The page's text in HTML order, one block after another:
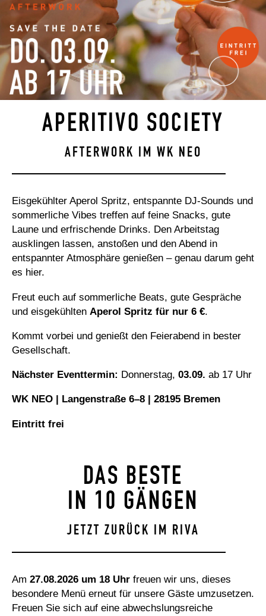
APERITIVO SOCIETY
AFTERWORK IM WK NEO
Eisgekühlter Aperol Spritz, entspannte DJ-Sounds und
sommerliche Vibes treffen auf feine Snacks, gute
Laune und erfrischende Drinks. Den Arbeitstag
ausklingen lassen, anstoßen und den Abend in
entspannter Atmosphäre genießen – genau darum geht
es hier.
Freut euch auf sommerliche Beats, gute Gespräche
und eisgekühlten Aperol Spritz für nur 6 €.
Kommt vorbei und genießt den Feierabend in bester
Gesellschaft.
Nächster Eventtermin: Donnerstag, 03.09. ab 17 Uhr
WK NEO | Langenstraße 6–8 | 28195 Bremen
Eintritt frei
DAS BESTE
IN 10 GÄNGEN
JETZT ZURÜCK IM RIVA
Am 27.08.2026 um 18 Uhr freuen wir uns, dieses
besondere Menü erneut für unsere Gäste umzusetzen.
Freuen Sie sich auf eine abwechslungsreiche